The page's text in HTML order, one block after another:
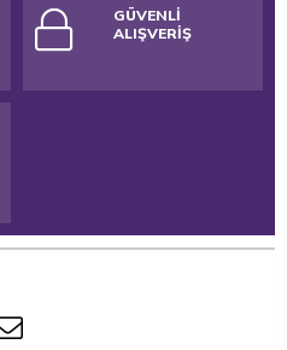
GÜVENLİ
ALIŞVERİŞ